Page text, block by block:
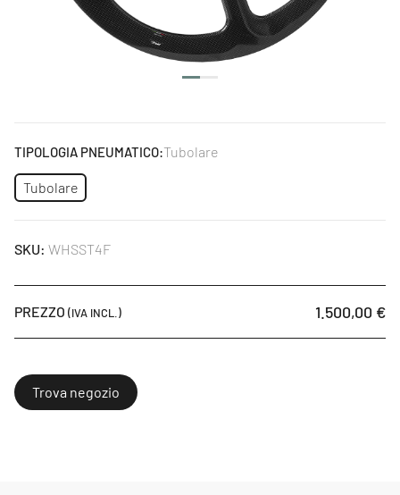
sezione maggiorata sono studiati e sviluppati insieme all’uso
di cuscinetti SKF per la migliore scorrevolezza e
sopportazione dei carichi. Il corpo ruota libera è ottenuto a
TIPOLOGIA PNEUMATICO:Tubolare
Tubolare
SKU: WHSST4F
PREZZO (IVA INCL.) 1.500,00 €
Trova negozio